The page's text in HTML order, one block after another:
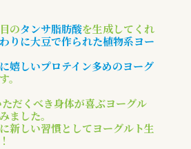
のタンサ脂肪酸を生成してくれ
りに大豆で作られた植物系ヨー
嬉しいプロテイン多めのヨーグ
。
だくべき身体が喜ぶヨーグル
ました。
新しい習慣としてヨーグルト生